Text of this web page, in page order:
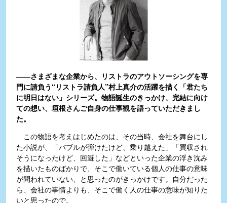
――さまざまな企業から、リストラのアウトソーシングを専
門に請負う“リストラ請負人”村上真介の活躍を描く「君たち
に明日はない」シリーズ。物語誕生のきっかけ、完結に向け
ての想い、垣根さんご自身の仕事観を語っていただきまし
た。
この物語を考えはじめたのは、その当時、会社を舞台にし
た小説が、「バブルが弾けたけど、乗り越えた」「買収され
そうになったけど、回避した」などといった企業の浮き沈み
を描いたものばかりで、そこで働いている個人の仕事の意味
が問われていない、と思ったのがきっかけです。自分だった
ら、会社の事情よりも、そこで働く人の仕事の意味が知りた
いと思ったので。